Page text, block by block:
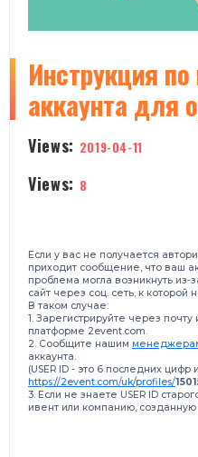
Инструкция
аккаунта для
Views: 2019-04-11
Views: 8
Если у вас не получается
приходит сообщение, что ваш
проблема могла возникнуть из-
сайт через соц. сеть, к которой
В таком случае:
1. Зарегистрируйте через
платформе 2event.com.
2. Сообщите нашим
аккаунта.
(USER ID - это 6 последних
https://2event.com/uk/profiles/
3. Если не знаете USER ID
ивент или компанию,